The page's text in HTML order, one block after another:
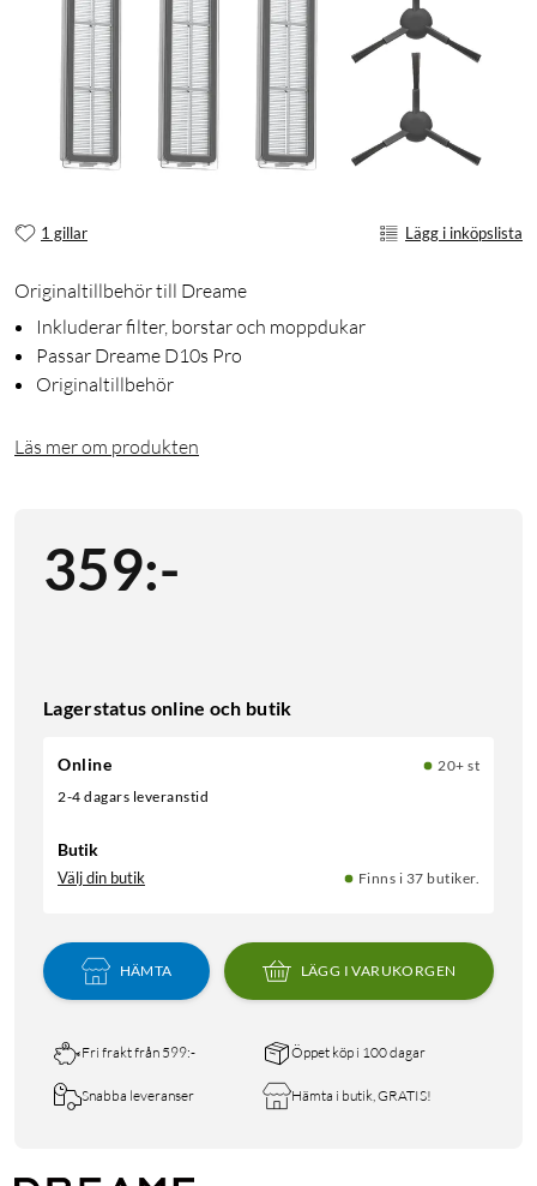
1 gillar Lägg i inköpslista
Originaltillbehör till Dreame
Inkluderar filter, borstar och moppdukar
Passar Dreame D10s Pro
Originaltillbehör
Läs mer om produkten
359:-
Lagerstatus online och butik
Online
20+ st
2-4 dagars leveranstid
Butik
Välj din butik Finns i 37 butiker.
HÄMTA LÄGG I VARUKORGEN
Fri frakt från 599:- Öppet köp i 100 dagar
Snabba leveranser Hämta i butik, GRATIS!